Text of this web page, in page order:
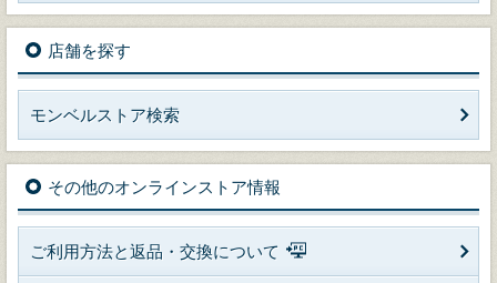
店舗を探す
モンベルストア検索
その他のオンラインストア情報
ご利用方法と返品・交換について